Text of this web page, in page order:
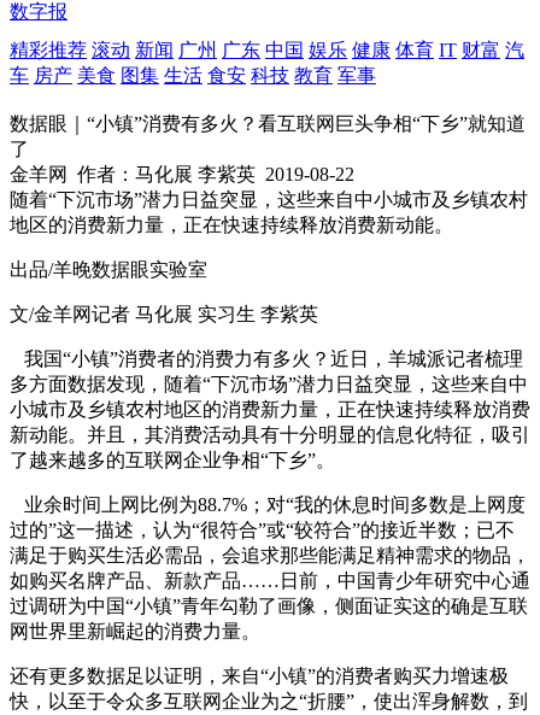
数字报
精彩推荐 滚动 新闻 广州 广东 中国 娱乐 健康 体育 IT 财富 汽
车 房产 美食 图集 生活 食安 科技 教育 军事
数据眼｜“小镇”消费有多火？看互联网巨头争相“下乡”就知道
了
金羊网
作者：马化展 李紫英 2019-08-22
随着“下沉市场”潜力日益突显，这些来自中小城市及乡镇农村
地区的消费新力量，正在快速持续释放消费新动能。
出品/羊晚数据眼实验室
文/金羊网记者 马化展 实习生 李紫英
我国“小镇”消费者的消费力有多火？近日，羊城派记者梳理
多方面数据发现，随着“下沉市场”潜力日益突显，这些来自中
小城市及乡镇农村地区的消费新力量，正在快速持续释放消费
新动能。并且，其消费活动具有十分明显的信息化特征，吸引
了越来越多的互联网企业争相“下乡”。
业余时间上网比例为88.7%；对“我的休息时间多数是上网度
过的”这一描述，认为“很符合”或“较符合”的接近半数；已不
满足于购买生活必需品，会追求那些能满足精神需求的物品，
如购买名牌产品、新款产品……日前，中国青少年研究中心通
过调研为中国“小镇”青年勾勒了画像，侧面证实这的确是互联
网世界里新崛起的消费力量。
还有更多数据足以证明，来自“小镇”的消费者购买力增速极
快，以至于令众多互联网企业为之“折腰”，使出浑身解数，到